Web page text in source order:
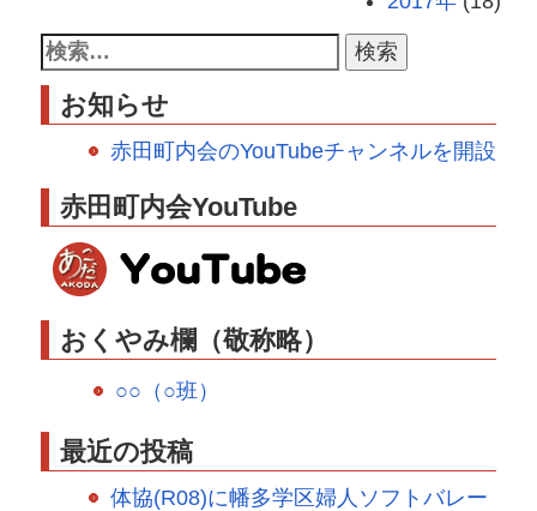
お知らせ
赤田町内会のYouTubeチャンネルを開設
赤田町内会YouTube
おくやみ欄（敬称略）
○○（○班）
最近の投稿
体協(R08)に幡多学区婦人ソフトバレー